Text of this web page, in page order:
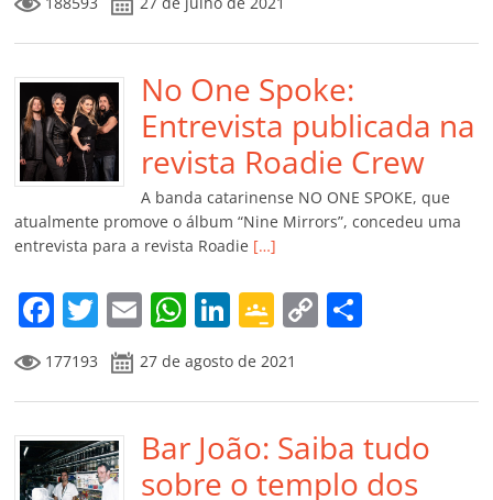
c
e
b
o
o
k
itt
er
ai
l
at
s
A
p
p
k
e
dI
n
o
gl
e
Cl
a
ss
ro
o
m
y
Li
n
k
p
til
h
ar
No One Spoke:
Entrevista publicada na
revista Roadie Crew
A banda catarinense NO ONE SPOKE, que
atualmente promove o álbum “Nine Mirrors”, concedeu uma
entrevista para a revista Roadie […]
F
a
c
e
b
o
T
w
itt
er
E
m
ai
l
W
at
s
A
p
Li
n
k
e
dI
n
G
o
o
gl
e
Cl
C
y
Li
n
p
ar
til
177193 27 de agosto de 2021
Bar João: Saiba tudo
sobre o templo dos